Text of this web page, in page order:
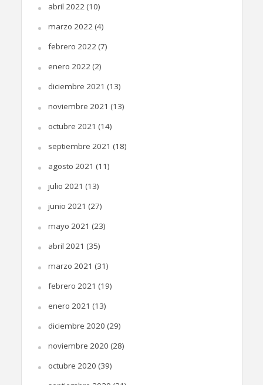
abril 2022 (10)
marzo 2022 (4)
febrero 2022 (7)
enero 2022 (2)
diciembre 2021 (13)
noviembre 2021 (13)
octubre 2021 (14)
septiembre 2021 (18)
agosto 2021 (11)
julio 2021 (13)
junio 2021 (27)
mayo 2021 (23)
abril 2021 (35)
marzo 2021 (31)
febrero 2021 (19)
enero 2021 (13)
diciembre 2020 (29)
noviembre 2020 (28)
octubre 2020 (39)